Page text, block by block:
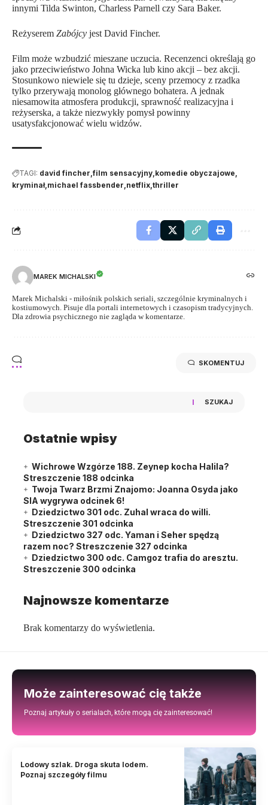
innymi Tilda Swinton, Charless Parnell czy Sara Baker.
Reżyserem Zabójcy jest David Fincher.
Film może wzbudzić mieszane uczucia. Recenzenci określają go
jako przeciwieństwo Johna Wicka lub kino akcji – bez akcji.
Stosunkowo niewiele się tu dzieje, sceny przemocy z rzadka
tylko przerywają monolog głównego bohatera. A jednak
niesamowita atmosfera produkcji, sprawność realizacyjna i
reżyserska, a także niezwykły pomysł powinny
usatysfakcjonować wielu widzów.
TAGI: david fincher film sensacyjny komedie obyczajowe
kryminał michael fassbender netflix thriller
MAREK MICHALSKI
Marek Michalski - miłośnik polskich seriali, szczególnie kryminalnych i
kostiumowych. Pisuje dla portali internetowych i czasopism tradycyjnych.
Dla zdrowia psychicznego nie zagląda w komentarze.
SKOMENTUJ
SZUKAJ
Ostatnie wpisy
Wichrowe Wzgórze 188. Zeynep kocha Halila?
Streszczenie 188 odcinka
Twoja Twarz Brzmi Znajomo: Joanna Osyda jako
SIA wygrywa odcinek 6!
Dziedzictwo 301 odc. Zuhal wraca do willi.
Streszczenie 301 odcinka
Dziedzictwo 327 odc. Yaman i Seher spędzą
razem noc? Streszczenie 327 odcinka
Dziedzictwo 300 odc. Camgoz trafia do aresztu.
Streszczenie 300 odcinka
Najnowsze komentarze
Brak komentarzy do wyświetlenia.
Może zainteresować cię także
Poznaj artykuły o serialach, które mogą cię zainteresować!
Lodowy szlak. Droga skuta lodem.
Poznaj szczegóły filmu